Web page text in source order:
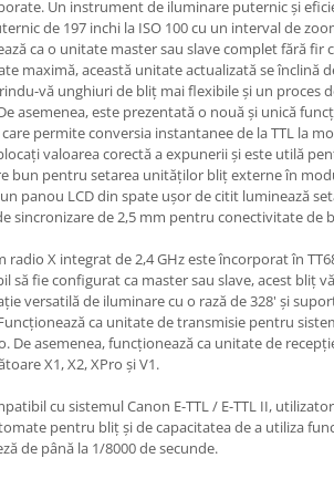
blitz
ploaie
uri
Un instrument de iluminare puternic și
de 197 inchi la ISO 100 cu un interval de
ca o unitate master sau slave complet fără fir
maximă, această unitate actualizată se înclină
vă unghiuri de bliț mai flexibile și un proces
asemenea, este prezentată o nouă și unică
permite conversia instantanee de la TTL la
valoarea corectă a expunerii și este utilă
bun pentru setarea unităților bliț externe în
panou LCD din spate ușor de citit luminează
sincronizare de 2,5 mm pentru conectivitate de
radio X integrat de 2,4 GHz este încorporat în
să fie configurat ca master sau slave, acest bliț
versatilă de iluminare cu o rază de 328' și
ca unitate de transmisie pentru
De asemenea, funcționează ca unitate de
X1, X2, XPro și V1.
cu sistemul Canon E-TTL / E-TTL II,
pentru bliț și de capacitatea de a utiliza
de până la 1/8000 de secunde.